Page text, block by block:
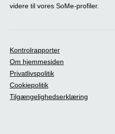
videre til vores SoMe-profiler.
Kontrolrapporter
Om hjemmesiden
Privatlivspolitik
Cookiepolitik
Tilgængelighedserklæring